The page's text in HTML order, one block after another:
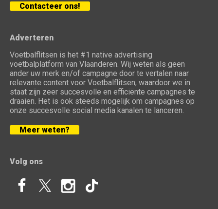
Contacteer ons!
Adverteren
Voetbalflitsen is het #1 native advertising
voetbalplatform van Vlaanderen. Wij weten als geen
ander uw merk en/of campagne door te vertalen naar
relevante content voor Voetbalflitsen, waardoor we in
staat zijn zeer succesvolle en efficiënte campagnes te
draaien. Het is ook steeds mogelijk om campagnes op
onze succesvolle social media kanalen te lanceren.
Meer weten?
Volg ons